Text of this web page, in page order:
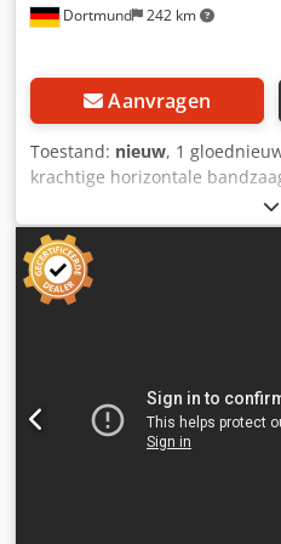
Dortmund 242 km
Aanvragen
Toestand: nieuw, 1
krachtige horizontale
kolomgeleiding en een
het tafelblad. Merk: HUVEMA -
C Technische gegevens:
x 750 mm Zaagcapaciteit 90°
90° vierkant 560 mm
4 kW Machineafmetingen L x
Dcsdpfxjbw H T De Aanok
Accessoires / Speciale